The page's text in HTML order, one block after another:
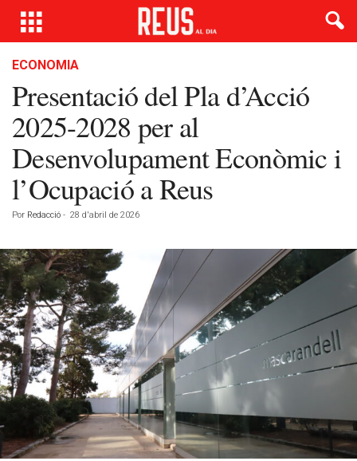
ECONOMIA
Presentació del Pla d’Acció
2025-2028 per al
Desenvolupament Econòmic i
l’Ocupació a Reus
Por Redacció - 28 d'abril de 2026